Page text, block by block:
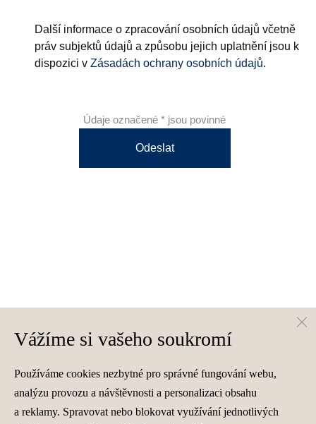
Další informace o zpracování osobních údajů včetně
práv subjektů údajů a způsobu jejich uplatnění jsou k
dispozici v Zásadách ochrany osobních údajů.
Údaje označené * jsou povinné
Odeslat
Vážíme si vašeho soukromí
Používáme cookies nezbytné pro správné fungování webu,
analýzu provozu a návštěvnosti a personalizaci obsahu
a reklamy. Spravovat nebo blokovat využívání jednotlivých